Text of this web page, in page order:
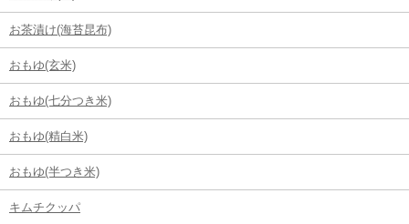
お茶漬け(海苔昆布)
おもゆ(玄米)
おもゆ(七分つき米)
おもゆ(精白米)
おもゆ(半つき米)
キムチクッパ